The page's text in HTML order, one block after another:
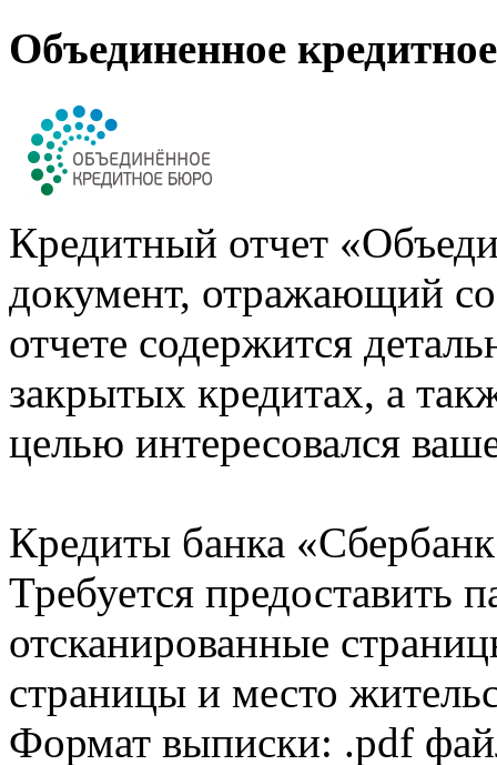
Объединенное
Кредитный отчет
документ, отражающий
отчете содержится
закрытых кредитах, а
целью интересовался
Кредиты банка
Требуется предоставить
отсканированные
страницы и место
Формат выписки: .pdf